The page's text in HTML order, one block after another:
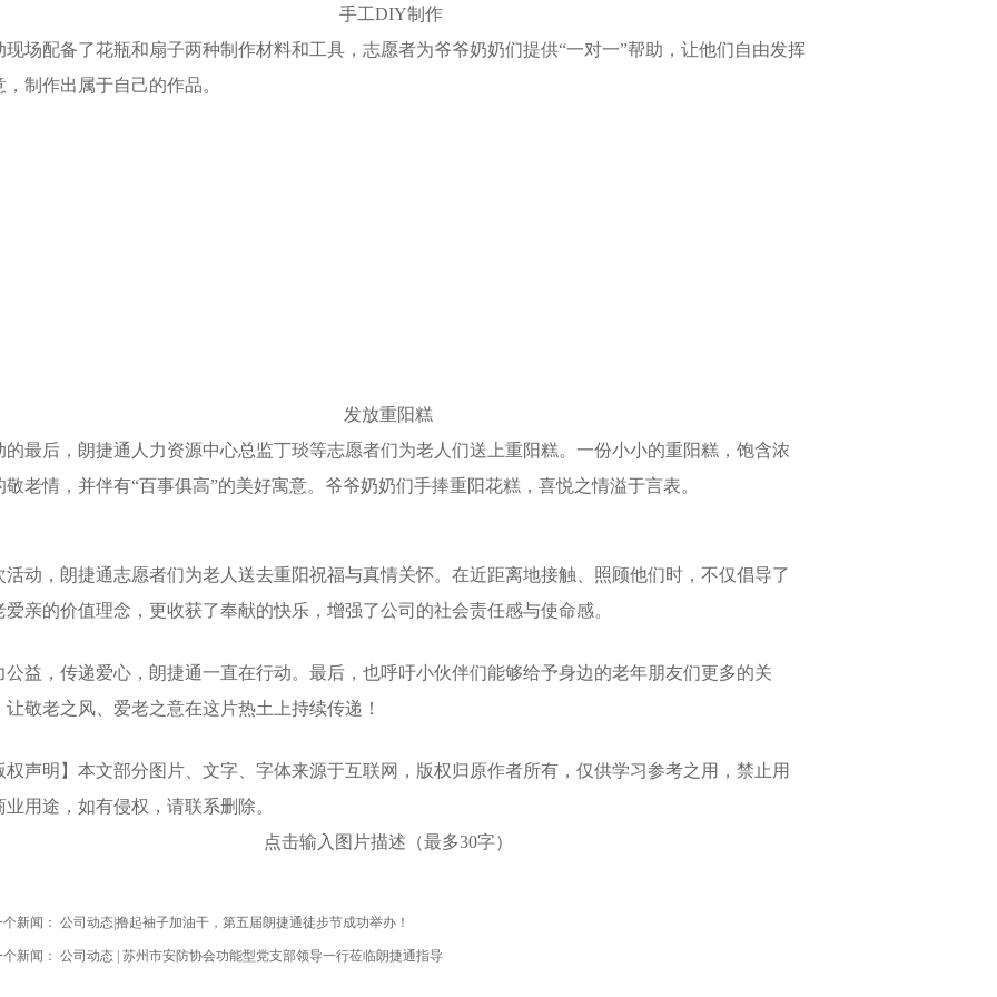
手工DIY制作
现场配备了花瓶和扇子两种制作材料和工具，志愿者为爷爷奶奶们提供“一对一”帮助，让他们自由发挥
，制作出属于自己的作品。
发放重阳糕
的最后，朗捷通人力资源中心总监丁琰等志愿者们为老人们送上重阳糕。一份小小的重阳糕，饱含浓
敬老情，并伴有“百事俱高”的美好寓意。爷爷奶奶们手捧重阳花糕，喜悦之情溢于言表。
活动，朗捷通志愿者们为老人送去重阳祝福与真情关怀。在近距离地接触、照顾他们时，不仅倡导了
爱亲的价值理念，更收获了奉献的快乐，增强了公司的社会责任感与使命感。
公益，传递爱心，朗捷通一直在行动。最后，也呼吁小伙伴们能够给予身边的老年朋友们更多的关
让敬老之风、爱老之意在这片热土上持续传递！
权声明】本文部分图片、文字、字体来源于互联网，版权归原作者所有，仅供学习参考之用，禁止用
业用途，如有侵权，请联系删除。
点击输入图片描述（最多30字）
新闻： 公司动态|撸起袖子加油干，第五届朗捷通徒步节成功举办！
新闻： 公司动态 | 苏州市安防协会功能型党支部领导一行莅临朗捷通指导